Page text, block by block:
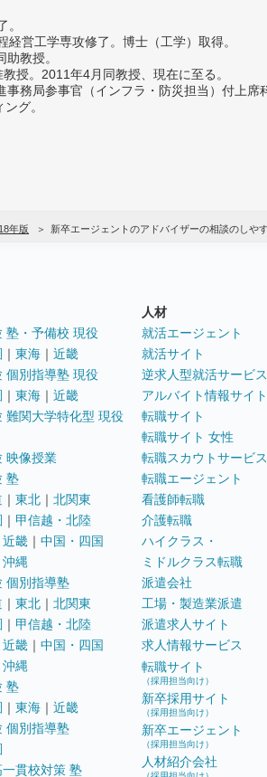
営工学専攻修了。博士（工学）取得。
教授。
授。2011年4月同教授、現在に至る。
務局参事官（インフラ・防災担当）付上席
グ。
年版 新卒エージェントのアドバイザーの相談のしや
塾・予備校 現役
｜ 東海 ｜ 近畿
個別指導塾 現役
｜ 東海 ｜ 近畿
難関大学特化型 現役
映像授業
塾
｜ 東北 ｜ 北関東
｜ 甲信越・北陸
近畿 ｜ 中国・四国
沖縄
個別指導塾
｜ 東北 ｜ 北関東
｜ 甲信越・北陸
近畿 ｜ 中国・四国
沖縄
塾
｜ 東海 ｜ 近畿
個別指導塾
貫校対策 塾
人材
就活エージェント
就活サイト
逆求人型就活サービス
アルバイト情報サイト
転職サイト
転職サイト 女性
転職スカウトサービス
転職エージェント
看護師転職
介護転職
ハイクラス・
ミドルクラス転職
派遣会社
工場・製造業派遣
派遣求人サイト
求人情報サービス
転職サイト
（採用担当向け）
新卒採用サイト
（採用担当向け）
新卒エージェント
（採用担当向け）
人材紹介会社